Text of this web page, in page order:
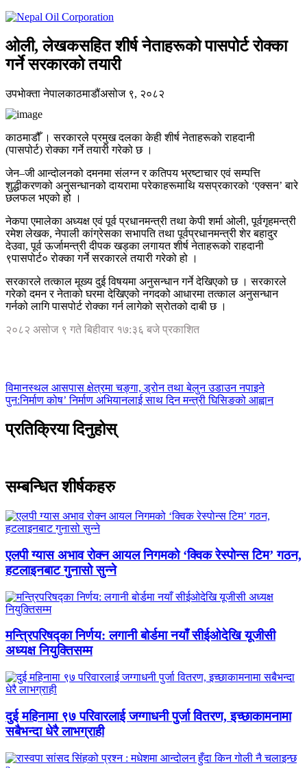
ओली, लेखकसहित शीर्ष नेताहरूको पासपोर्ट रोक्का
गर्ने सरकारको तयारी
उपभाेक्ता नेपालकाठमाडौंअसोज ९, २०८२
काठमाडौँ । सरकारले प्रमुख दलका केही शीर्ष नेताहरूको राहदानी
(पासपोर्ट) रोक्का गर्ने तयारी गरेको छ ।
जेन–जी आन्दोलनको दमनमा संलग्न र कतिपय भ्रष्टाचार एवं सम्पत्ति
शुद्धीकरणको अनुसन्धानको दायरामा परेकाहरूमाथि यसप्रकारको ‘एक्सन’ बारे
छलफल भएको हो ।
नेकपा एमालेका अध्यक्ष एवं पूर्व प्रधानमन्त्री तथा केपी शर्मा ओली, पूर्वगृहमन्त्री
रमेश लेखक, नेपाली कांग्रेसका सभापति तथा पूर्वप्रधानमन्त्री शेर बहादुर
देउवा, पूर्व ऊर्जामन्त्री दीपक खड्का लगायत शीर्ष नेताहरूको राहदानी
९पासपोर्ट० रोक्का गर्ने सरकारले तयारी गरेको हो ।
सरकारले तत्काल मूख्य दुई विषयमा अनुसन्धान गर्ने देखिएको छ । सरकारले
गरेको दमन र नेताको घरमा देखिएको नगदको आधारमा तत्काल अनुसन्धान
गर्नको लागि पासपोर्ट रोक्का गर्न लागेको स्रोतको दाबी छ ।
२०८२ असोज ९ गते बिहीवार १७:३६ बजे प्रकाशित
विमानस्थल आसपास क्षेत्रमा चङ्गा, ड्रोन तथा बेलुन उडाउन नपाइने
पुन:निर्माण कोष’ निर्माण अभियानलाई साथ दिन मन्त्री घिसिङको आह्वान
प्रतिक्रिया दिनुहोस्
सम्बन्धित शीर्षकहरु
एलपी ग्यास अभाव रोक्न आयल निगमको ‘क्विक रेस्पोन्स टिम’ गठन,
हटलाइनबाट गुनासो सुन्ने
मन्त्रिपरिषद्का निर्णय: लगानी बोर्डमा नयाँ सीईओदेखि यूजीसी
अध्यक्ष नियुक्तिसम्म
दुई महिनामा ९७ परिवारलाई जग्गाधनी पुर्जा वितरण, इच्छाकामनामा
सबैभन्दा धेरै लाभग्राही